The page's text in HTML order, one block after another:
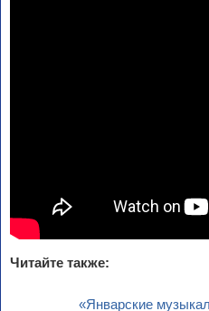
Читайте также:
«Январские